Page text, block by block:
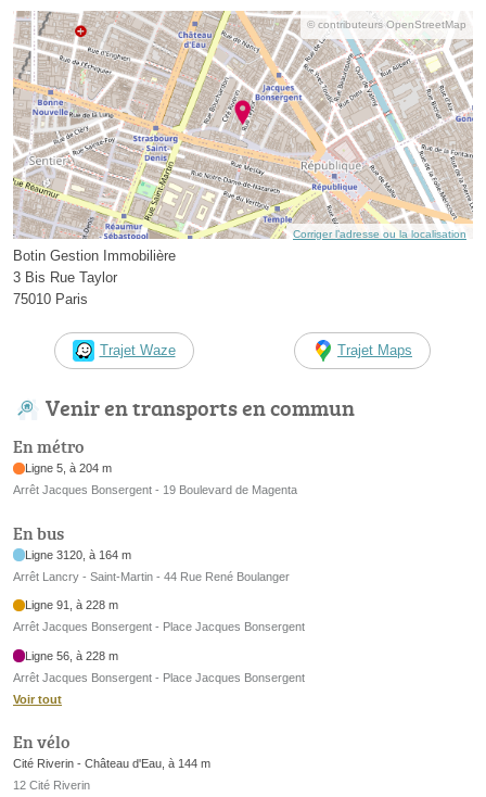
© contributeurs OpenStreetMap
Corriger l’adresse ou la localisation
Botin Gestion Immobilière
3 Bis Rue Taylor
75010 Paris
Trajet Waze Trajet Maps
Venir en transports en commun
En métro
Ligne 5, à 204 m
Arrêt Jacques Bonsergent - 19 Boulevard de Magenta
En bus
Ligne 3120, à 164 m
Arrêt Lancry - Saint-Martin - 44 Rue René Boulanger
Ligne 91, à 228 m
Arrêt Jacques Bonsergent - Place Jacques Bonsergent
Ligne 56, à 228 m
Arrêt Jacques Bonsergent - Place Jacques Bonsergent
Voir tout
En vélo
Cité Riverin - Château d'Eau, à 144 m
12 Cité Riverin